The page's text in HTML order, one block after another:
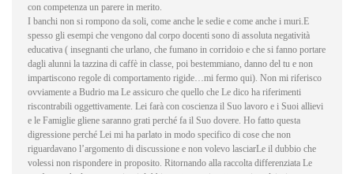
con competenza un parere in merito.
I banchi non si rompono da soli, come anche le sedie e come anche i muri.E
spesso gli esempi che vengono dal corpo docenti sono di assoluta negatività
educativa ( insegnanti che urlano, che fumano in corridoio e che si fanno portare
dagli alunni la tazzina di caffè in classe, poi bestemmiano, danno del tu e non
impartiscono regole di comportamento rigide…mi fermo qui). Non mi riferisco
ovviamente a Budrio ma Le assicuro che quello che Le dico ha riferimenti
riscontrabili oggettivamente. Lei farà con coscienza il Suo lavoro e i Suoi allievi
e le Famiglie gliene saranno grati perché fa il Suo dovere. Ho fatto questa
digressione perché Lei mi ha parlato in modo specifico di cose che non
riguardavano l’argomento di discussione e non volevo lasciarLe il dubbio che
volessi non rispondere in proposito. Ritornando alla raccolta differenziata Le